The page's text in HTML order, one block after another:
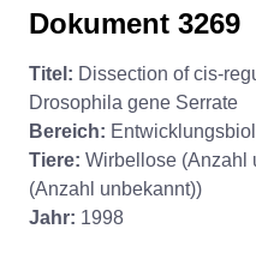
Dokument 3269
Titel: Dissection of cis-
Drosophila gene Serrate
Bereich:
Tiere: Wirbellose (Anzahl
(Anzahl unbekannt))
Jahr: 1998